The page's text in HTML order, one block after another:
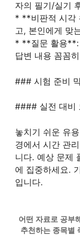
자의 필기/실기
* **비판적 시각
고, 본인에게 맞
* **질문 활용**:
답변 내용 꼼꼼
### 시험 준비
#### 실전 대비
놓치기 쉬운 유
경에서 시간 관
니다. 예상 문제
에 집중하세요.
입니다.
어떤 자료로 공부
추천하는 종목별